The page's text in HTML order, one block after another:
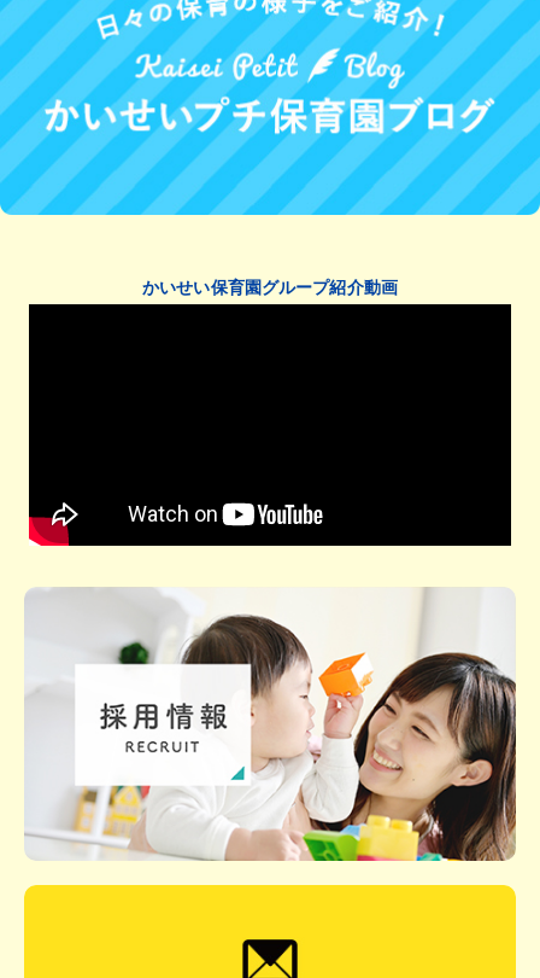
かいせい保育園グループ紹介動画